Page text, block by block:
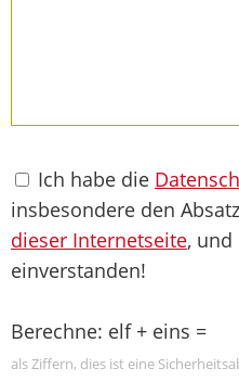
Ich habe die
insbesondere den Absatz
dieser Internetseite,
einverstanden!
Berechne: elf + eins =
als Ziffern, dies ist eine